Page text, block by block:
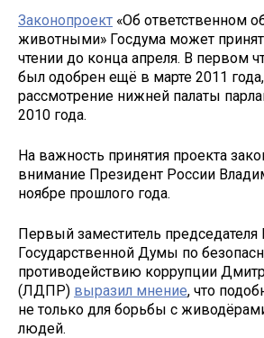
Законопроект «Об ответственном
животными» Госдума может
чтении до конца апреля. В первом
был одобрен ещё в марте 2011
рассмотрение нижней палаты
2010 года.
На важность принятия проекта
внимание Президент России
ноябре прошлого года.
Первый заместитель председателя
Государственной Думы по
противодействию коррупции
(ЛДПР) выразил мнение, что
не только для борьбы с
людей.